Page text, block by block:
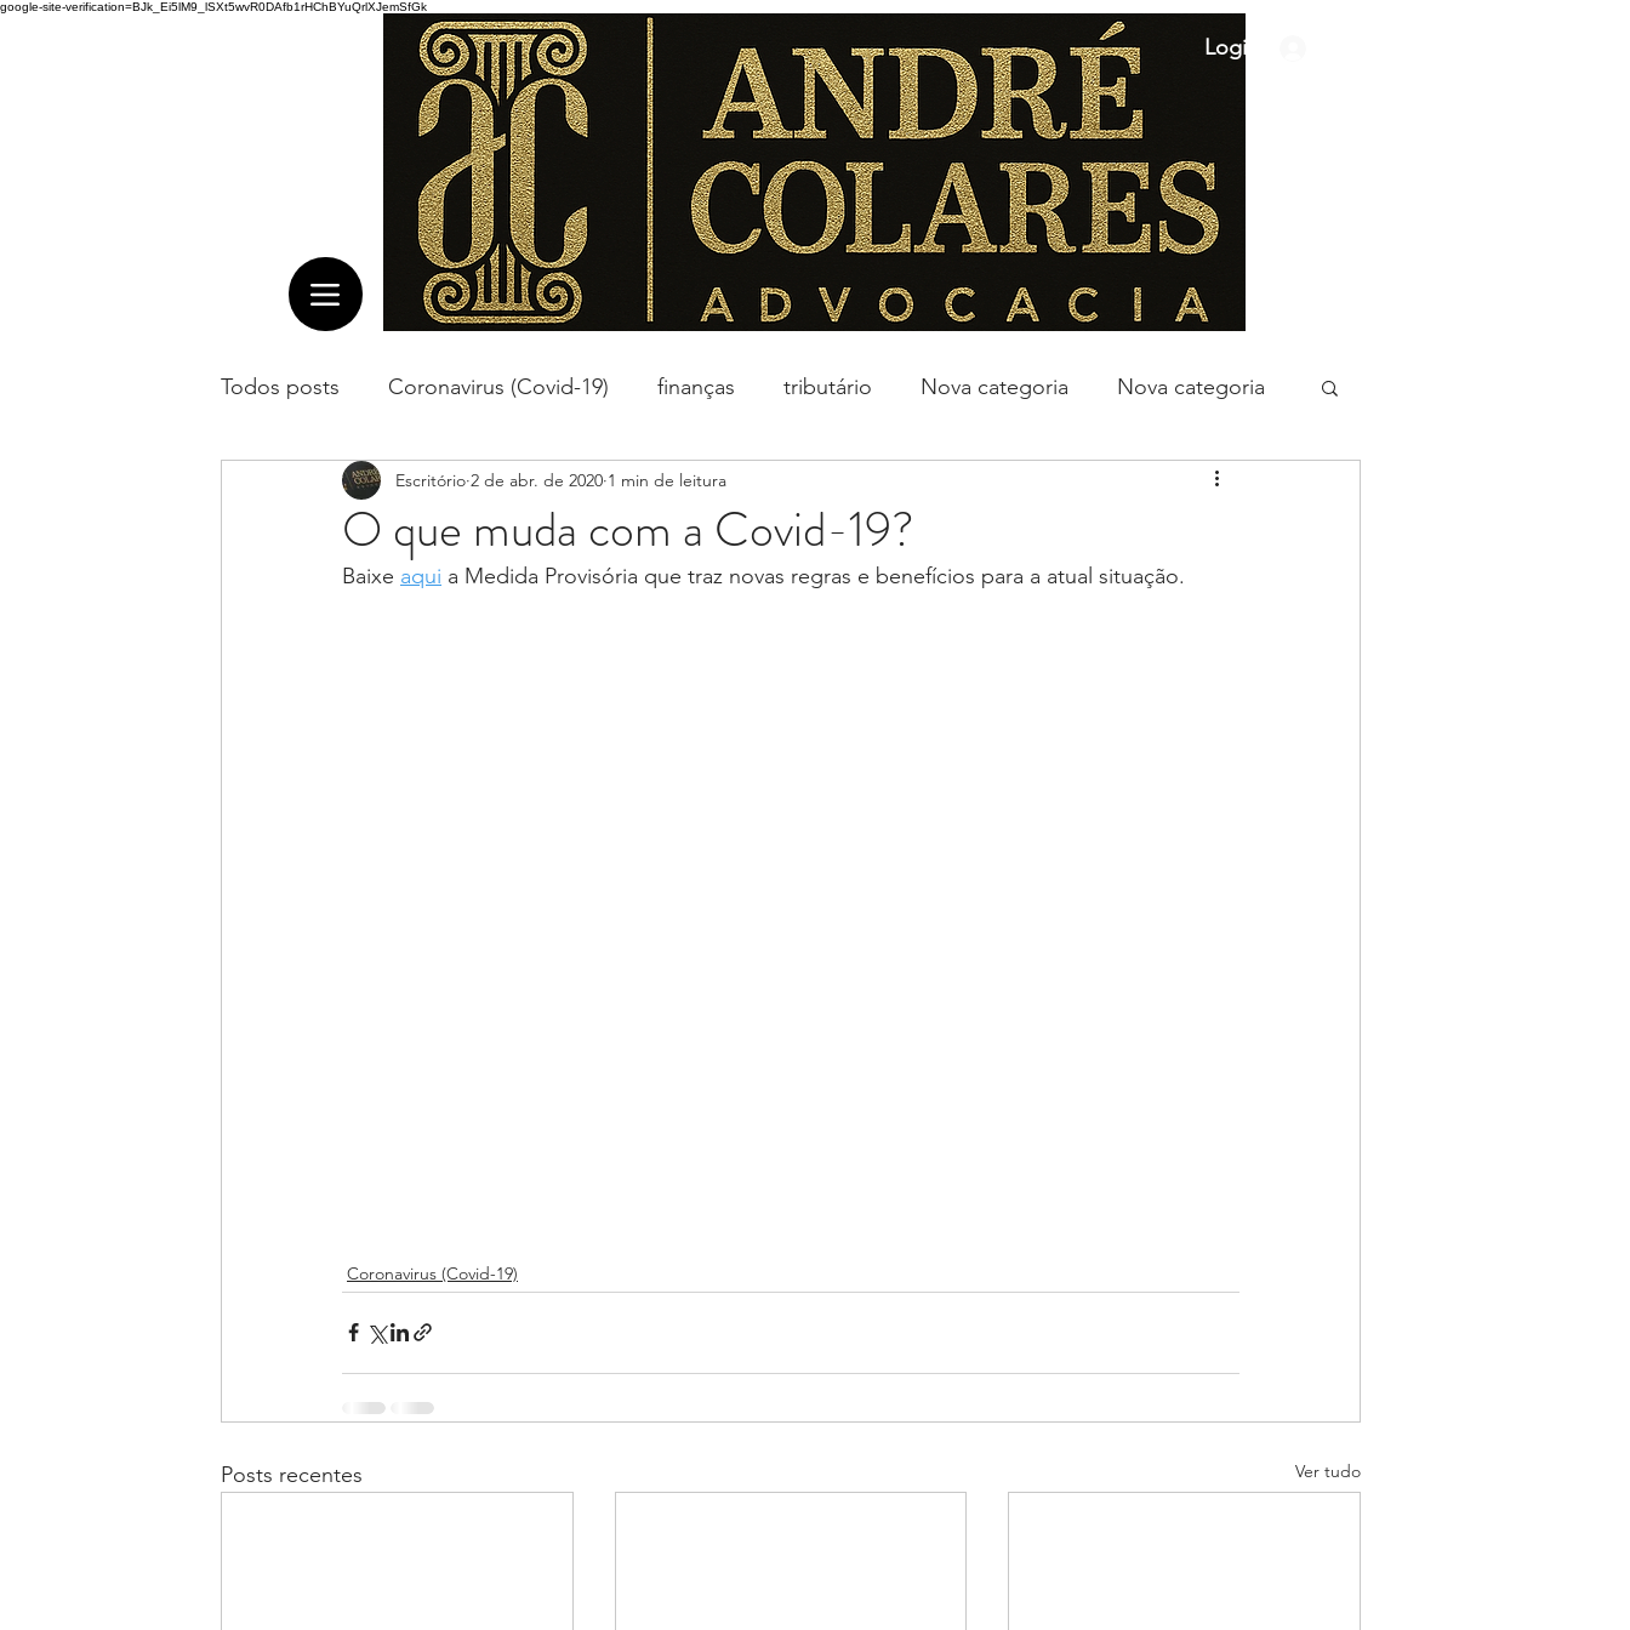
google-site-verification=BJk_Ei5lM9_lSXt5wvR0DAfb1rHChBYuQrlXJemSfGk
Login
Todos posts Coronavirus (Covid-19) finanças tributário Nova categoria Nova categoria
O que muda com a Covid-19?
Escritório 2 de abr. de 2020 1 min de leitura
Baixe aqui a Medida Provisória que traz novas regras e benefícios para a atual situação.
Coronavirus (Covid-19)
Posts recentes Ver tudo